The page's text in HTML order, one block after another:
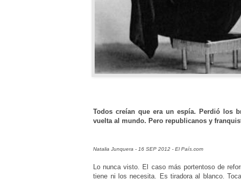
Todos creían que era un espía. Perdió los
vuelta al mundo. Pero republicanos y
Natalia Junquera - 16 SEP 2012 - El País.com
Lo nunca visto. El caso más portentoso de
tiene ni los necesita. Es tiradora al blanco.